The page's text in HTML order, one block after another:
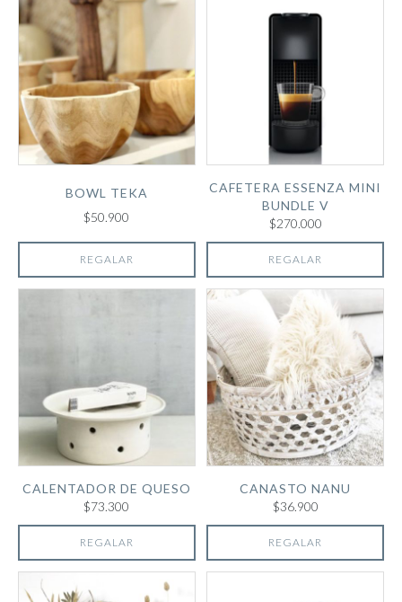
BOWL TEKA
$50.900
REGALAR
CAFETERA ESSENZA MINI
BUNDLE V
$270.000
REGALAR
CALENTADOR DE QUESO
$73.300
REGALAR
CANASTO NANU
$36.900
REGALAR